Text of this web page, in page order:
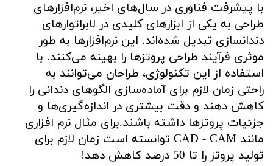
با پیشرفت فناوری در سال‌های اخیر، نرم‌افزارهای
طراحی به یکی از ابزارهای کلیدی در لابراتوارهای
دندانسازی تبدیل شده‌اند. این نرم‌افزارها به طور
موثری فرآیند طراحی پروتزها را بهینه می‌کنند. با
استفاده از این تکنولوژی، طراحان می‌توانند به
راحتی زمان لازم برای آماده‌سازی الگوهای دندانی را
کاهش دهند و دقت بیشتری در اندازه‌گیری‌ها و
جزئیات پروتزها داشته باشند.برای مثال نرم افزاری
مانند CAD - CAM توانسته است زمان لازم برای
تولید پروتز را تا 50 درصد کاهش دهد!